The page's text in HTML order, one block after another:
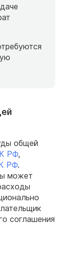
общей
РФ,
РФ.
может
соглашения